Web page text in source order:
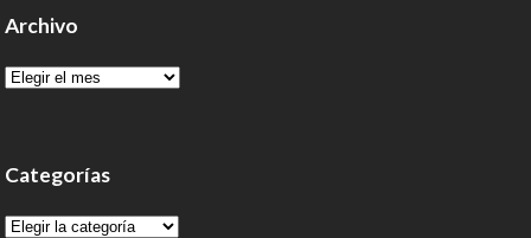
Archivo
Archivo
Categorías
Categorías